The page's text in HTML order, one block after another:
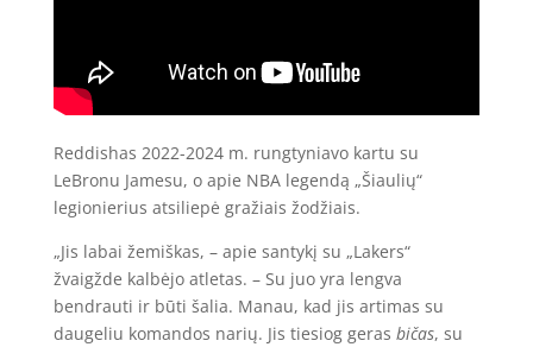
Reddishas 2022-2024 m. rungtyniavo kartu su
LeBronu Jamesu, o apie NBA legendą „Šiaulių“
legionierius atsiliepė gražiais žodžiais.
„Jis labai žemiškas, – apie santykį su „Lakers“
žvaigžde kalbėjo atletas. – Su juo yra lengva
bendrauti ir būti šalia. Manau, kad jis artimas su
daugeliu komandos narių. Jis tiesiog geras bičas, su